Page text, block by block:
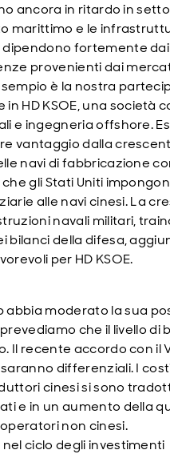
ancora in ritardo in
marittimo e le
fortemente
provenienti dai
è la nostra
HD KSOE, una società
e ingegneria offshore.
vantaggio dalla
navi di fabbricazione
gli Stati Uniti
alle navi cinesi. La
navali militari,
bilanci della difesa,
per HD KSOE.
abbia moderato la sua
che il livello di
Il recente accordo con il
differenziali. I
cinesi si sono
e in un aumento della
non cinesi.
ciclo degli investimenti